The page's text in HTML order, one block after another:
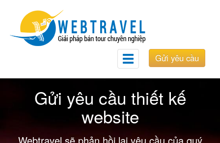
Gửi yêu cầu
Toggle
navigation
Gửi yêu cầu thiết kế
website